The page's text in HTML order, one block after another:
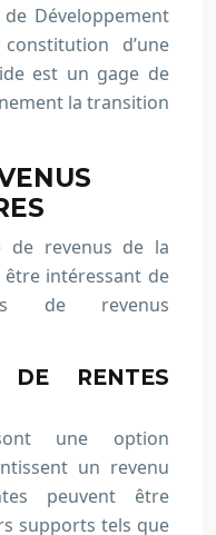
Développement
d’une
est un gage de
la transition
de revenus de la
intéressant de
de revenus
RENTES
une option
un revenu
peuvent être
supports tels que